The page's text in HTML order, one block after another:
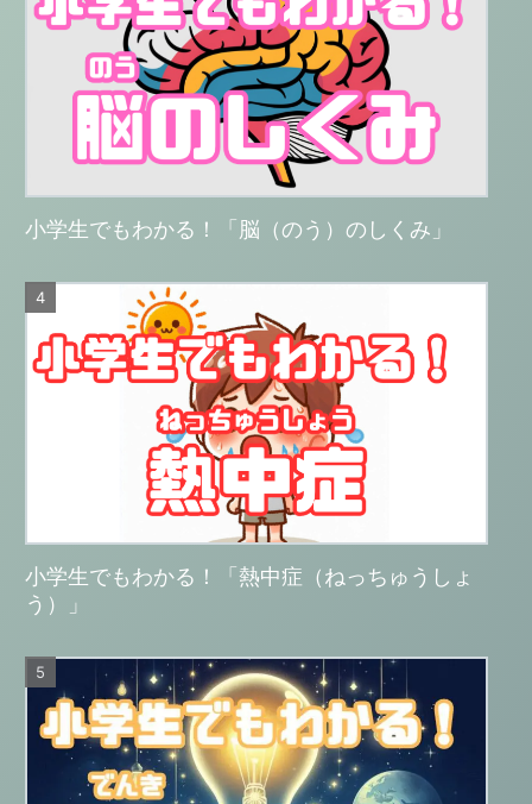
小学生でもわかる！「脳（のう）のしくみ」
小学生でもわかる！「熱中症（ねっちゅうしょ
う）」